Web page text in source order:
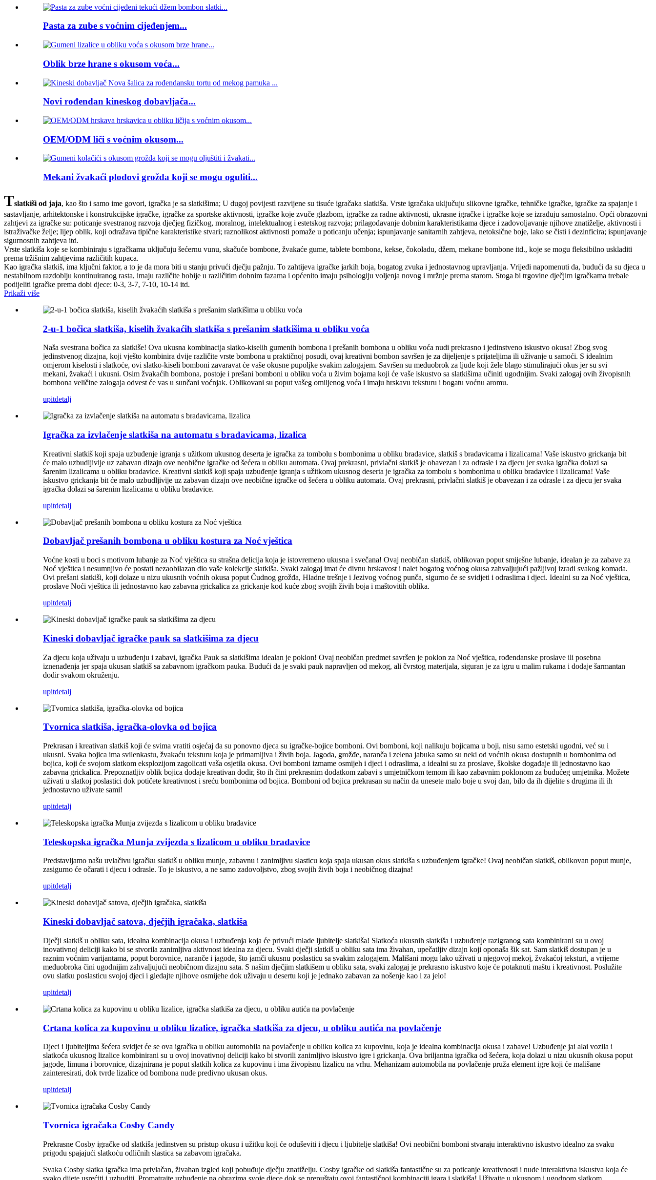
Pasta za zube s voćnim cijeđenjem...
Oblik brze hrane s okusom voća...
Novi rođendan kineskog dobavljača...
OEM/ODM liči s voćnim okusom...
Mekani žvakaći plodovi grožđa koji se mogu oguliti...
Tslatkiši od jaja, kao što i samo ime govori, igračka je sa slatkišima; U dugoj povijesti razvijene su tisuće igračaka slatkiša. Vrste igračaka uključuju slikovne igračke, tehničke igračke, igračke za spajanje i
sastavljanje, arhitektonske i konstrukcijske igračke, igračke za sportske aktivnosti, igračke koje zvuče glazbom, igračke za radne aktivnosti, ukrasne igračke i igračke koje se izrađuju samostalno. Opći obrazovni
zahtjevi za igračke su: poticanje svestranog razvoja dječjeg fizičkog, moralnog, intelektualnog i estetskog razvoja; prilagođavanje dobnim karakteristikama djece i zadovoljavanje njihove znatiželje, aktivnosti i
istraživačke želje; lijep oblik, koji odražava tipične karakteristike stvari; raznolikost aktivnosti pomaže u poticanju učenja; ispunjavanje sanitarnih zahtjeva, netoksične boje, lako se čisti i dezinficira; ispunjavanje
sigurnosnih zahtjeva itd.
Vrste slatkiša koje se kombiniraju s igračkama uključuju šećernu vunu, skačuće bombone, žvakaće gume, tablete bombona, kekse, čokoladu, džem, mekane bombone itd., koje se mogu fleksibilno uskladiti
prema tržišnim zahtjevima različitih kupaca.
Kao igračka slatkiš, ima ključni faktor, a to je da mora biti u stanju privući dječju pažnju. To zahtijeva igračke jarkih boja, bogatog zvuka i jednostavnog upravljanja. Vrijedi napomenuti da, budući da su djeca u
nestabilnom razdoblju kontinuiranog rasta, imaju različite hobije u različitim dobnim fazama i općenito imaju psihologiju voljenja novog i mržnje prema starom. Stoga bi trgovine dječjim igračkama trebale
podijeliti igračke prema dobi djece: 0-3, 3-7, 7-10, 10-14 itd.
Prikaži više
2-u-1 bočica slatkiša, kiselih žvakaćih slatkiša s prešanim slatkišima u obliku voća
Naša svestrana bočica za slatkiše! Ova ukusna kombinacija slatko-kiselih gumenih bombona i prešanih bombona u obliku voća nudi prekrasno i jedinstveno iskustvo okusa! Zbog svog
jedinstvenog dizajna, koji vješto kombinira dvije različite vrste bombona u praktičnoj posudi, ovaj kreativni bombon savršen je za dijeljenje s prijateljima ili uživanje u samoći. S idealnim
omjerom kiselosti i slatkoće, ovi slatko-kiseli bomboni zavaravat će vaše okusne pupoljke svakim zalogajem. Savršen su međuobrok za ljude koji žele blago stimulirajući okus jer su svi
mekani, žvakaći i ukusni. Osim žvakaćih bombona, postoje i prešani bomboni u obliku voća u živim bojama koji će vaše iskustvo sa slatkišima učiniti ugodnijim. Svaki zalogaj ovih živopisnih
bombona veličine zalogaja odvest će vas u sunčani voćnjak. Oblikovani su poput vašeg omiljenog voća i imaju hrskavu teksturu i bogatu voćnu aromu.
upitdetalj
Igračka za izvlačenje slatkiša na automatu s bradavicama, lizalica
Kreativni slatkiš koji spaja uzbuđenje igranja s užitkom ukusnog deserta je igračka za tombolu s bombonima u obliku bradavice, slatkiš s bradavicama i lizalicama! Vaše iskustvo grickanja bit
će malo uzbudljivije uz zabavan dizajn ove neobične igračke od šećera u obliku automata. Ovaj prekrasni, privlačni slatkiš je obavezan i za odrasle i za djecu jer svaka igračka dolazi sa
šarenim lizalicama u obliku bradavice. Kreativni slatkiš koji spaja uzbuđenje igranja s užitkom ukusnog deserta je igračka za tombolu s bombonima u obliku bradavice i lizalicama! Vaše
iskustvo grickanja bit će malo uzbudljivije uz zabavan dizajn ove neobične igračke od šećera u obliku automata. Ovaj prekrasni, privlačni slatkiš je obavezan i za odrasle i za djecu jer svaka
igračka dolazi sa šarenim lizalicama u obliku bradavice.
upitdetalj
Dobavljač prešanih bombona u obliku kostura za Noć vještica
Voćne kosti u boci s motivom lubanje za Noć vještica su strašna delicija koja je istovremeno ukusna i svečana! Ovaj neobičan slatkiš, oblikovan poput smiješne lubanje, idealan je za zabave za
Noć vještica i nesumnjivo će postati nezaobilazan dio vaše kolekcije slatkiša. Svaki zalogaj imat će divnu hrskavost i nalet bogatog voćnog okusa zahvaljujući pažljivoj izradi svakog komada.
Ovi prešani slatkiši, koji dolaze u nizu ukusnih voćnih okusa poput Čudnog grožđa, Hladne trešnje i Jezivog voćnog punča, sigurno će se svidjeti i odraslima i djeci. Idealni su za Noć vještica,
proslave Noći vještica ili jednostavno kao zabavna grickalica za grickanje kod kuće zbog svojih živih boja i maštovitih oblika.
upitdetalj
Kineski dobavljač igračke pauk sa slatkišima za djecu
Za djecu koja uživaju u uzbuđenju i zabavi, igračka Pauk sa slatkišima idealan je poklon! Ovaj neobičan predmet savršen je poklon za Noć vještica, rođendanske proslave ili posebna
iznenađenja jer spaja ukusan slatkiš sa zabavnom igračkom pauka. Budući da je svaki pauk napravljen od mekog, ali čvrstog materijala, siguran je za igru ​​u malim rukama i dodaje šarmantan
dodir svakom okruženju.
upitdetalj
Tvornica slatkiša, igračka-olovka od bojica
Prekrasan i kreativan slatkiš koji će svima vratiti osjećaj da su ponovno djeca su igračke-bojice bomboni. Ovi bomboni, koji nalikuju bojicama u boji, nisu samo estetski ugodni, već su i
ukusni. Svaka bojica ima svilenkastu, žvakaću teksturu koja je primamljiva i živih boja. Jagoda, grožđe, naranča i zelena jabuka samo su neki od voćnih okusa dostupnih u bombonima od
bojica, koji će svojom slatkom eksplozijom zagolicati vaša osjetila okusa. Ovi bomboni izmame osmijeh i djeci i odraslima, a idealni su za proslave, školske događaje ili jednostavno kao
zabavna grickalica. Prepoznatljiv oblik bojica dodaje kreativan dodir, što ih čini prekrasnim dodatkom zabavi s umjetničkom temom ili kao zabavnim poklonom za budućeg umjetnika. Možete
uživati ​​u slatkoj poslastici dok potičete kreativnost i sreću bombonima od bojica. Bomboni od bojica prekrasan su način da unesete malo boje u svoj dan, bilo da ih dijelite s drugima ili ih
jednostavno uživate sami!
upitdetalj
Teleskopska igračka Munja zvijezda s lizalicom u obliku bradavice
Predstavljamo našu uvlačivu igračku slatkiš u obliku munje, zabavnu i zanimljivu slasticu koja spaja ukusan okus slatkiša s uzbuđenjem igračke! Ovaj neobičan slatkiš, oblikovan poput munje,
zasigurno će očarati i djecu i odrasle. To je iskustvo, a ne samo zadovoljstvo, zbog svojih živih boja i neobičnog dizajna!
upitdetalj
Kineski dobavljač satova, dječjih igračaka, slatkiša
Dječji slatkiš u obliku sata, idealna kombinacija okusa i uzbuđenja koja će privući mlade ljubitelje slatkiša! Slatkoća ukusnih slatkiša i uzbuđenje razigranog sata kombinirani su u ovoj
inovativnoj deliciji kako bi se stvorila zanimljiva aktivnost idealna za djecu. Svaki dječji slatkiš u obliku sata ima živahan, upečatljiv dizajn koji oponaša šik sat. Sam slatkiš dostupan je u
raznim voćnim varijantama, poput borovnice, naranče i jagode, što jamči ukusnu poslasticu sa svakim zalogajem. Mališani mogu lako uživati ​​u njegovoj mekoj, žvakaćoj teksturi, a vrijeme
međuobroka čini ugodnijim zahvaljujući neobičnom dizajnu sata. S našim dječjim slatkišem u obliku sata, svaki zalogaj je prekrasno iskustvo koje će potaknuti maštu i kreativnost. Poslužite
ovu slatku poslasticu svojoj djeci i gledajte njihove osmijehe dok uživaju u desertu koji je jednako zabavan za nošenje kao i za jelo!
upitdetalj
Crtana kolica za kupovinu u obliku lizalice, igračka slatkiša za djecu, u obliku autića na povlačenje
Djeci i ljubiteljima šećera svidjet će se ova igračka u obliku automobila na povlačenje u obliku kolica za kupovinu, koja je idealna kombinacija okusa i zabave! Uzbuđenje jai alai vozila i
slatkoća ukusnog lizalice kombinirani su u ovoj inovativnoj deliciji kako bi stvorili zanimljivo iskustvo igre i grickanja. Ova briljantna igračka od šećera, koja dolazi u nizu ukusnih okusa poput
jagode, limuna i borovnice, dizajnirana je poput slatkih kolica za kupovinu i ima živopisnu lizalicu na vrhu. Mehanizam automobila na povlačenje pruža element igre koji će mališane
zainteresirati, dok tvrde lizalice od bombona nude predivno ukusan okus.
upitdetalj
Tvornica igračaka Cosby Candy
Prekrasne Cosby igračke od slatkiša jedinstven su pristup okusu i užitku koji će oduševiti i djecu i ljubitelje slatkiša! Ovi neobični bomboni stvaraju interaktivno iskustvo idealno za svaku
prigodu spajajući slatkoću odličnih slastica sa zabavom igračaka.
Svaka Cosby slatka igračka ima privlačan, živahan izgled koji pobuđuje dječju znatiželju. Cosby igračke od slatkiša fantastične su za poticanje kreativnosti i nude interaktivna iskustva koja će
svako dijete usrećiti i uzbuditi. Promatrajte uzbuđenje na obrazima svoje djece dok se prepuštaju ovoj fantastičnoj kombinaciji igara i slatkiša! Uživajte u ukusnom i ugodnom slatkom